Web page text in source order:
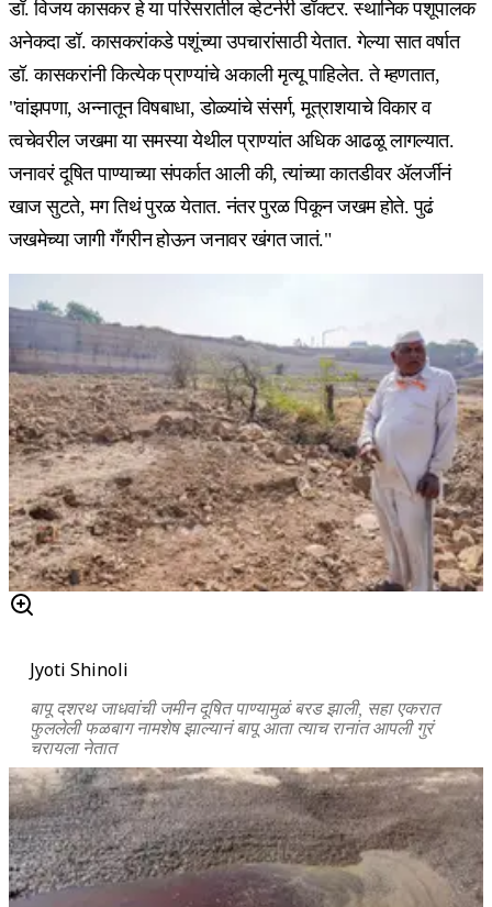
डॉ. विजय कासकर हे या परिसरातील व्हेटर्नरी डॉक्टर. स्थानिक पशूपालक
अनेकदा डॉ. कासकरांकडे पशूंच्या उपचारांसाठी येतात. गेल्या सात वर्षात
डॉ. कासकरांनी कित्येक प्राण्यांचे अकाली मृत्यू पाहिलेत. ते म्हणतात,
"वांझपणा, अन्नातून विषबाधा, डोळ्यांचे संसर्ग, मूत्राशयाचे विकार व
त्वचेवरील जखमा या समस्या येथील प्राण्यांत अधिक आढळू लागल्यात.
जनावरं दूषित पाण्याच्या संपर्कात आली की, त्यांच्या कातडीवर ॲलर्जीनं
खाज सुटते, मग तिथं पुरळ येतात. नंतर पुरळ पिकून जखम होते. पुढं
जखमेच्या जागी गँगरीन होऊन जनावर खंगत जातं."
Jyoti Shinoli
बापू दशरथ जाधवांची जमीन दूषित पाण्यामुळं बरड झाली, सहा एकरात
फुललेली फळबाग नामशेष झाल्यानं बापू आता त्याच रानांत आपली गुरं
चरायला नेतात